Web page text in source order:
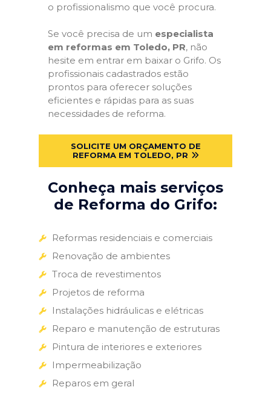
o profissionalismo que você procura.
Se você precisa de um especialista
em reformas em Toledo, PR, não
hesite em entrar em baixar o Grifo. Os
profissionais cadastrados estão
prontos para oferecer soluções
eficientes e rápidas para as suas
necessidades de reforma.
SOLICITE UM ORÇAMENTO DE
REFORMA EM TOLEDO, PR
Conheça mais serviços
de Reforma do Grifo:
Reformas residenciais e comerciais
Renovação de ambientes
Troca de revestimentos
Projetos de reforma
Instalações hidráulicas e elétricas
Reparo e manutenção de estruturas
Pintura de interiores e exteriores
Impermeabilização
Reparos em geral